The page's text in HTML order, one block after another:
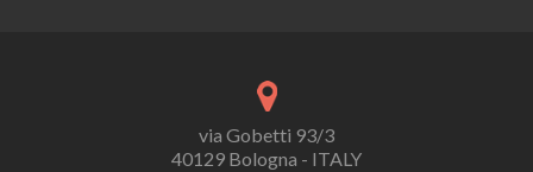
via Gobetti 93/3
40129 Bologna - ITALY